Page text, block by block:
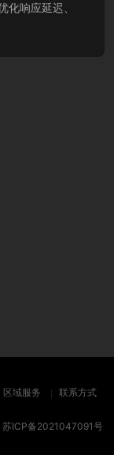
化响应延迟、
区域服务
联系方式
苏ICP备2021047091号